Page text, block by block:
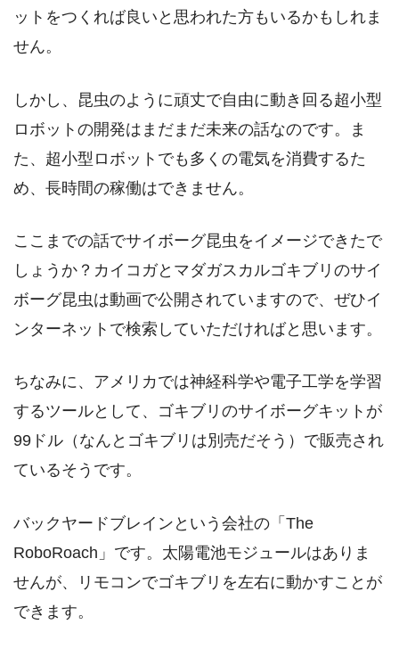
ットをつくれば良いと思われた方もいるかもしれま
せん。
しかし、昆虫のように頑丈で自由に動き回る超小型
ロボットの開発はまだまだ未来の話なのです。ま
た、超小型ロボットでも多くの電気を消費するた
め、長時間の稼働はできません。
ここまでの話でサイボーグ昆虫をイメージできたで
しょうか？カイコガとマダガスカルゴキブリのサイ
ボーグ昆虫は動画で公開されていますので、ぜひイ
ンターネットで検索していただければと思います。
ちなみに、アメリカでは神経科学や電子工学を学習
するツールとして、ゴキブリのサイボーグキットが
99ドル（なんとゴキブリは別売だそう）で販売され
ているそうです。
バックヤードブレインという会社の「The
RoboRoach」です。太陽電池モジュールはありま
せんが、リモコンでゴキブリを左右に動かすことが
できます。